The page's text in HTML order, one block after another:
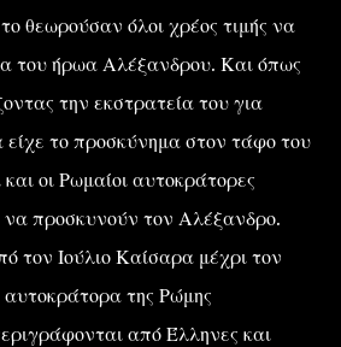
θεωρούσαν όλοι χρέος τιμής να
του ήρωα Αλέξανδρου. Και όπως
την εκστρατεία του για
το προσκύνημα στον τάφο του
οι Ρωμαίοι αυτοκράτορες
να προσκυνούν τον Αλέξανδρο.
τον Ιούλιο Καίσαρα μέχρι τον
της Ρώμης
από Έλληνες και